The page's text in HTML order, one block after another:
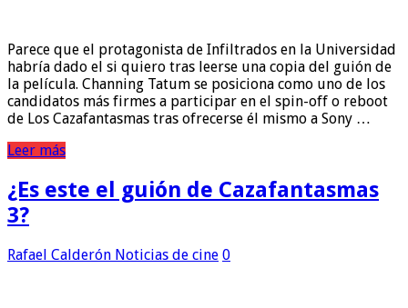
Parece que el protagonista de Infiltrados en la Universidad
habría dado el si quiero tras leerse una copia del guión de
la película. Channing Tatum se posiciona como uno de los
candidatos más firmes a participar en el spin-off o reboot
de Los Cazafantasmas tras ofrecerse él mismo a Sony …
Leer más
¿Es este el guión de Cazafantasmas
3?
Rafael Calderón Noticias de cine 0